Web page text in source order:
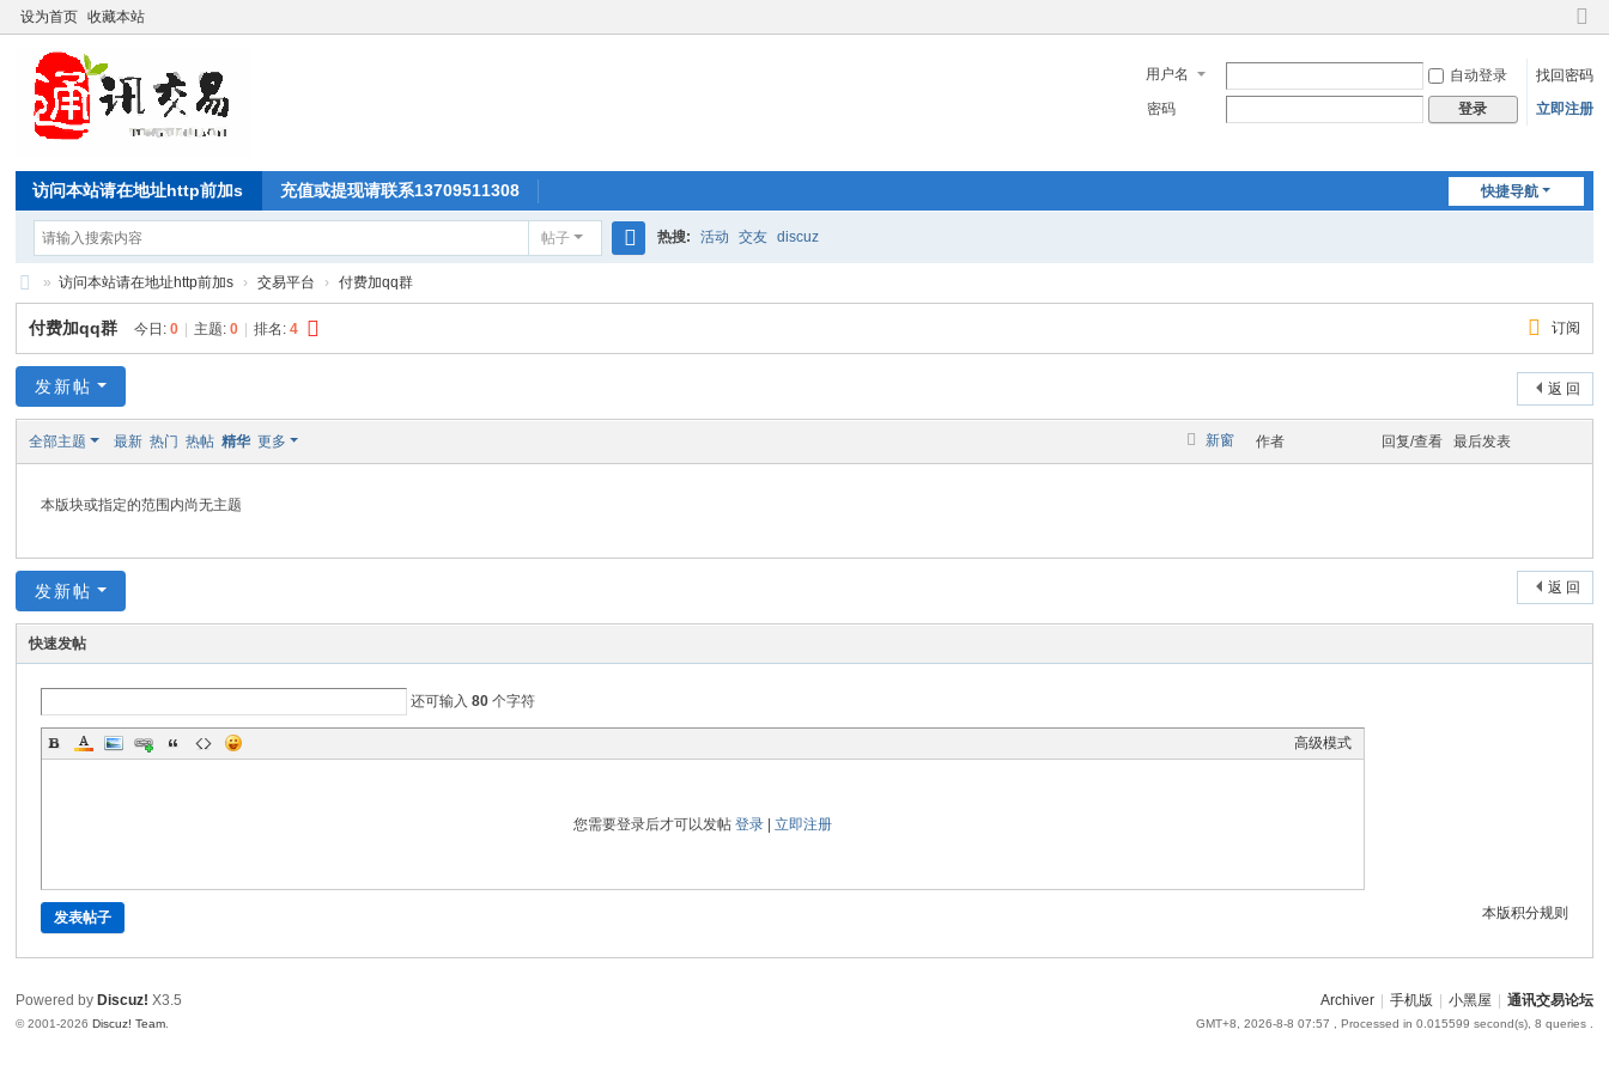
设为首页 收藏本站
切
到
窄
用户名 自动登录
找回密码
密码
登录 立即注册
快捷导航
访问本站请在地址http前加s 充值或提现请联系13709511308
帖子
索
热搜: 活动 交友 discuz
通
讯
交
易
» 访问本站请在地址http前加s › 交易平台 › 付费加qq群
订阅
付费加qq群 今日:0 主题:0 排名:4
返 回
发新帖
新窗
全部主题 最新 热门 热帖 精华 更多 作者 回复/查看 最后发表
本版块或指定的范围内尚无主题
返 回
发新帖
快速发帖
还可输入80 个字符
高级模式
您需要登录后才可以发帖 登录| 立即注册
本版积分规则
发表帖子
Archiver 手机版 小黑屋 通讯交易论坛
GMT+8, 2026-8-8 07:57 , Processed in 0.015599 second(s), 8 queries .
Powered by Discuz! X3.5
© 2001-2026Discuz! Team